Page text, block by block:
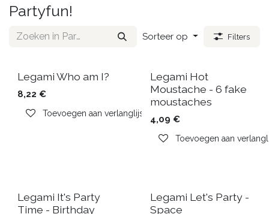
Partyfun!
Sorteer op Filters
Legami Who am I?
8,22 €
Toevoegen aan verlanglijst
Legami Hot
Moustache - 6 fake
moustaches
4,09 €
Toevoegen aan
Legami It's Party
Time - Birthday
Legami Let's Party -
Space